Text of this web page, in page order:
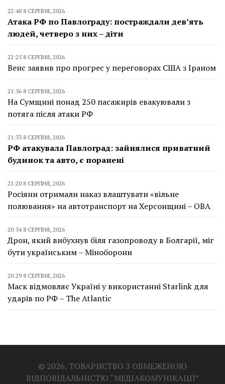
22:48 8 СЕРПНЯ, 2026
Атака РФ по Павлограду: постраждали дев’ять
людей, четверо з них – діти
22:25 8 СЕРПНЯ, 2026
Венс заявив про прогрес у переговорах США з Іраном
21:56 8 СЕРПНЯ, 2026
На Сумщині понад 250 пасажирів евакуювали з
потяга після атаки РФ
21:33 8 СЕРПНЯ, 2026
РФ атакувала Павлоград: зайнялися приватний
будинок та авто, є поранені
21:20 8 СЕРПНЯ, 2026
Росіяни отримали наказ влаштувати «вільне
полювання» на автотранспорт на Херсонщині – ОВА
20:54 8 СЕРПНЯ, 2026
Дрон, який вибухнув біля газопроводу в Болгарії, міг
бути українським – Міноборони
20:29 8 СЕРПНЯ, 2026
Маск відмовляє Україні у використанні Starlink для
ударів по РФ – The Atlantic
© 2026, ТОВАРИСТВО З ОБМЕЖЕНОЮ
ВІДПОВІДАЛЬНІСТЮ “МЕДІАКОМУНІКАЦІЇ”